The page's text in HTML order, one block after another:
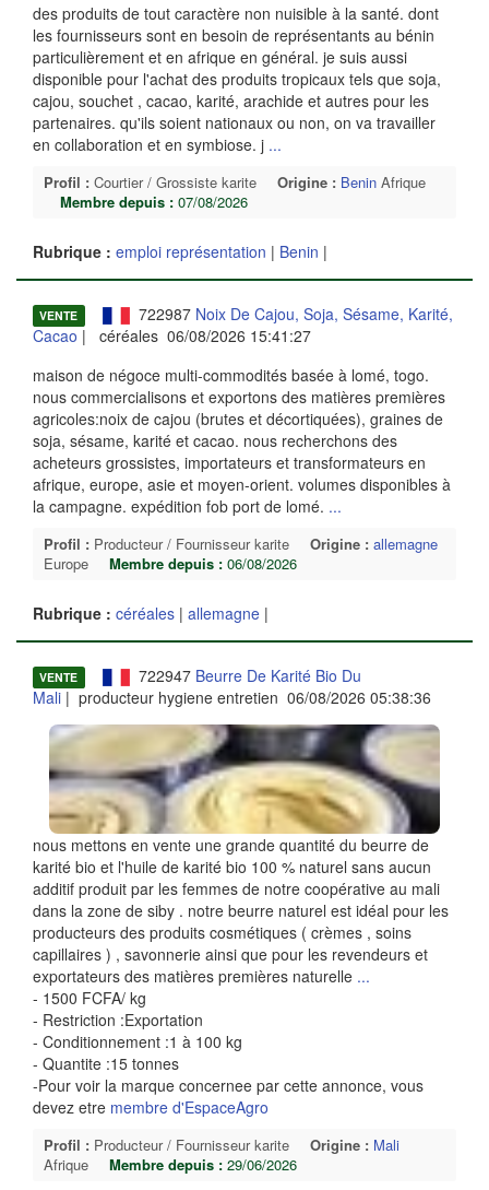
des produits de tout caractère non nuisible à la santé. dont
les fournisseurs sont en besoin de représentants au bénin
particulièrement et en afrique en général. je suis aussi
disponible pour l'achat des produits tropicaux tels que soja,
cajou, souchet , cacao, karité, arachide et autres pour les
partenaires. qu'ils soient nationaux ou non, on va travailler
en collaboration et en symbiose. j ...
Profil : Courtier / Grossiste karite Origine : Benin Afrique
Membre depuis : 07/08/2026
Rubrique : emploi représentation | Benin |
VENTE 722987 Noix De Cajou, Soja, Sésame, Karité,
Cacao | céréales 06/08/2026 15:41:27
maison de négoce multi-commodités basée à lomé, togo.
nous commercialisons et exportons des matières premières
agricoles:noix de cajou (brutes et décortiquées), graines de
soja, sésame, karité et cacao. nous recherchons des
acheteurs grossistes, importateurs et transformateurs en
afrique, europe, asie et moyen-orient. volumes disponibles à
la campagne. expédition fob port de lomé. ...
Profil : Producteur / Fournisseur karite Origine : allemagne
Europe
Membre depuis : 06/08/2026
Rubrique : céréales | allemagne |
VENTE 722947 Beurre De Karité Bio Du
Mali | producteur hygiene entretien 06/08/2026 05:38:36
nous mettons en vente une grande quantité du beurre de
karité bio et l'huile de karité bio 100 % naturel sans aucun
additif produit par les femmes de notre coopérative au mali
dans la zone de siby . notre beurre naturel est idéal pour les
producteurs des produits cosmétiques ( crèmes , soins
capillaires ) , savonnerie ainsi que pour les revendeurs et
exportateurs des matières premières naturelle ...
- 1500 FCFA/ kg
- Restriction :Exportation
- Conditionnement :1 à 100 kg
- Quantite :15 tonnes
-Pour voir la marque concernee par cette annonce, vous
devez etre membre d'EspaceAgro
Profil : Producteur / Fournisseur karite Origine : Mali
Afrique
Membre depuis : 29/06/2026